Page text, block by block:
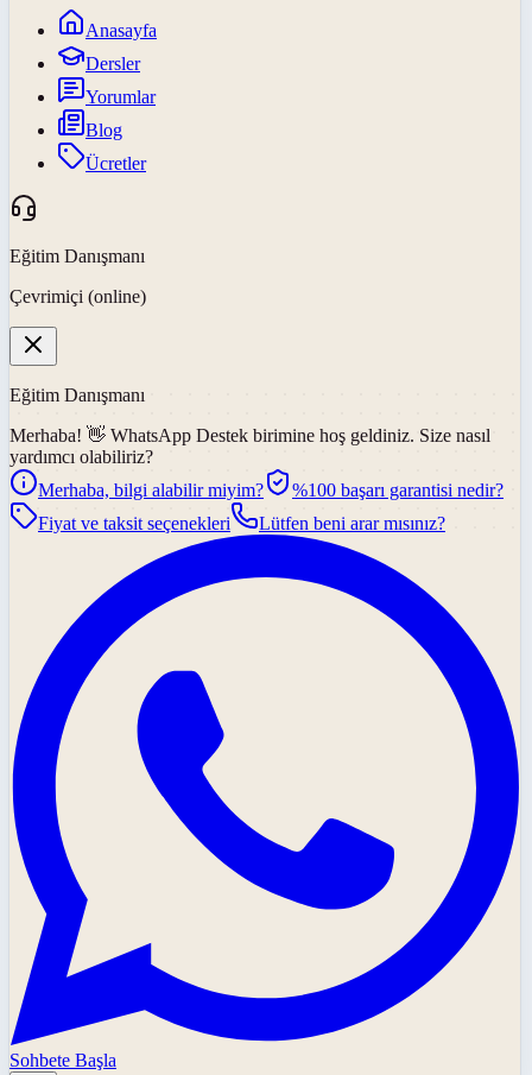
Anasayfa
Dersler
Yorumlar
Blog
Ücretler
Eğitim Danışmanı
Çevrimiçi (online)
Eğitim Danışmanı
Merhaba! 👋 WhatsApp Destek birimine hoş geldiniz. Size nasıl
yardımcı olabiliriz?
Merhaba, bilgi alabilir miyim?
%100 başarı garantisi nedir?
Fiyat ve taksit seçenekleri
Lütfen beni arar mısınız?
Sohbete Başla